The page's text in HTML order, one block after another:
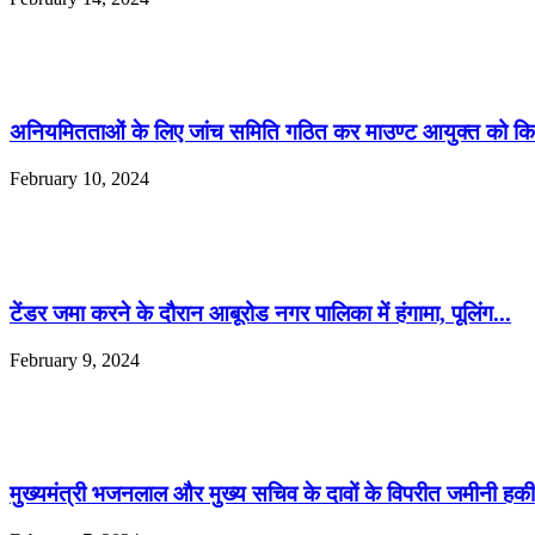
अनियमितताओं के लिए जांच समिति गठित कर माउण्ट आयुक्त को
February 10, 2024
टेंडर जमा करने के दौरान आबूरोड नगर पालिका में हंगामा, पूलिंग...
February 9, 2024
मुख्यमंत्री भजनलाल और मुख्य सचिव के दावों के विपरीत जमीनी